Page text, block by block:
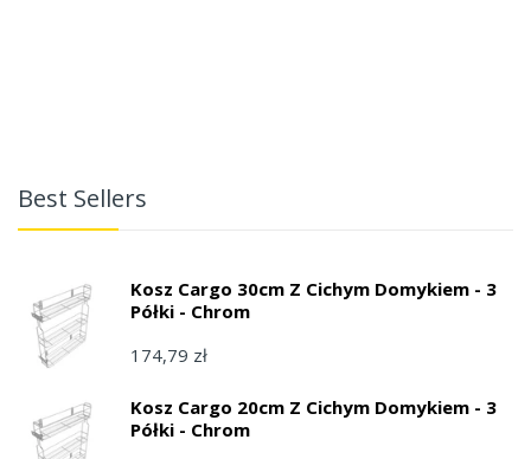
Best Sellers
Kosz Cargo 30cm Z Cichym Domykiem - 3
Półki - Chrom
174,79 zł
Kosz Cargo 20cm Z Cichym Domykiem - 3
Półki - Chrom